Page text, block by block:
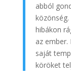
abból
közönség.
hibákon
az ember.
saját
köröket